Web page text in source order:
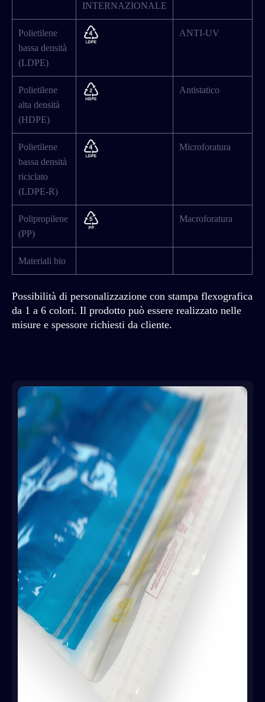
INTERNAZIONALE
Polietilene
bassa densità
(LDPE)
ANTI-UV
Polietilene
alta densità
(HDPE)
Antistatico
Polietilene
bassa densità
riciclato
(LDPE-R)
Microforatura
Polipropilene
(PP)
Macroforatura
Materiali bio
Possibilità di personalizzazione con stampa flexografica
da 1 a 6 colori. Il prodotto può essere realizzato nelle
misure e spessore richiesti da cliente.